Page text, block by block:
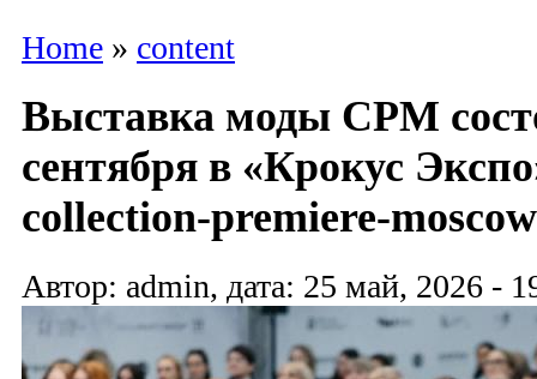
Home » content
Выставка моды CPM
сентября в «Крокус
collection-premiere-
Автор: admin, дата: 25 май, 2026 -